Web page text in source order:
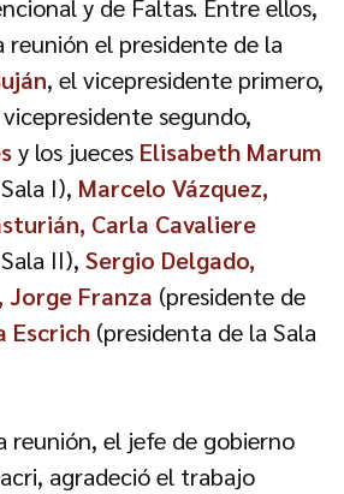
y de Faltas. Entre ellos,
el presidente de la
, el vicepresidente primero,
segundo,
y los jueces Elisabeth Marum
I), Marcelo Vázquez,
Carla Cavaliere
II), Sergio Delgado,
Jorge Franza (presidente de
Escrich (presidenta de la Sala
reunión, el jefe de gobierno
agradeció el trabajo